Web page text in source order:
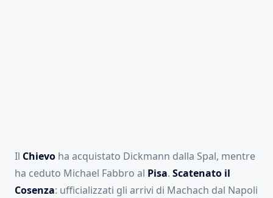
Il Chievo ha acquistato Dickmann dalla Spal, mentre
ha ceduto Michael Fabbro al Pisa. Scatenato il
Cosenza: ufficializzati gli arrivi di Machach dal Napoli